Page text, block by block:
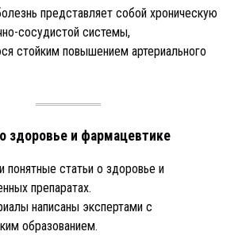
представляет собой хроническую
сосудистой системы,
стойким повышением артериального
здоровье и фармацевтике
понятные статьи о здоровье и
препаратах.
написаны экспертами с
образованием.